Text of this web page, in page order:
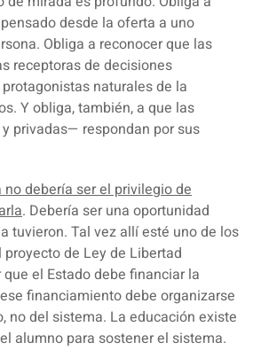
desde la oferta a uno
Obliga a reconocer que las
receptoras de decisiones
naturales de la
Y obliga, también, a que las
privadas— respondan por sus
debería ser el privilegio de
. Debería ser una oportunidad
tuvieron. Tal vez allí esté uno de los
de Ley de Libertad
el Estado debe financiar la
financiamiento debe organizarse
no del sistema. La educación existe
alumno para sostener el sistema.